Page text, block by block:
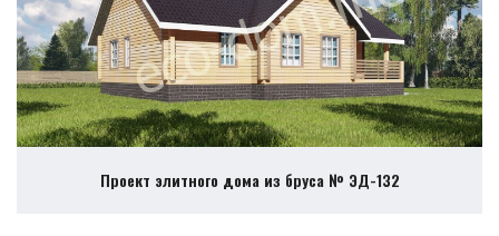
Проект элитного дома из бруса № ЭД-132